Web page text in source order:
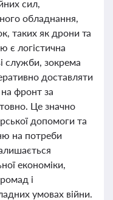
сил,
обладнання,
таких як дрони та
є логістична
служби, зокрема
доставляти
на фронт за
Це значно
допомоги та
на потреби
економіки,
і
умовах війни.